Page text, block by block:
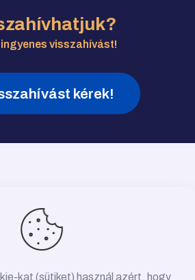
ingyenes visszahívást!
kérek!
kat (sütiket) használ azért, hogy